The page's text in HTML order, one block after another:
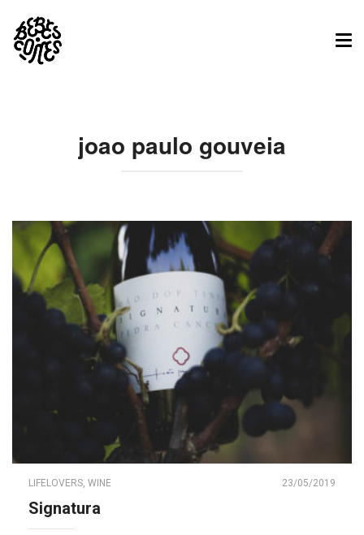
joao paulo gouveia
LIFELOVERS WINE 23/05/2019
Signatura